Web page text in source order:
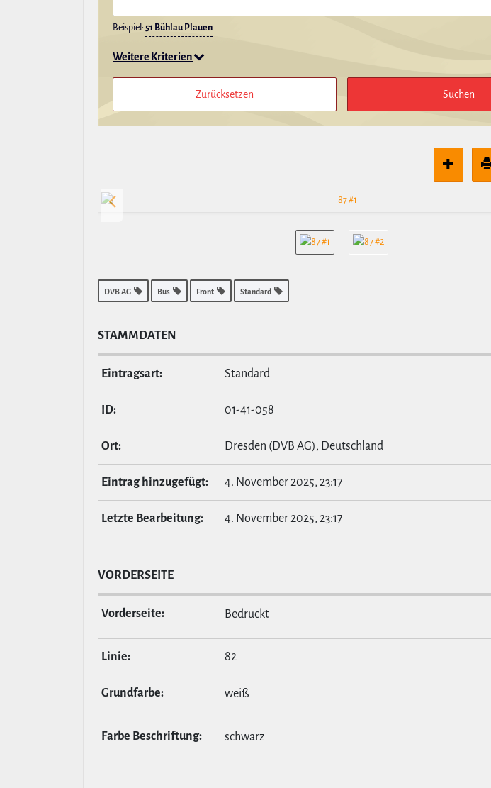
Beispiel: 51 Bühlau Plauen
Weitere Kriterien
DVB AG Bus Front Standard
STAMM­DATEN
Ein­tragsart: Standard
ID: 01-41-058
Ort: Dresden (DVB AG), Deutschland
Eintrag hin­zu­ge­fügt: 4. November 2025, 23:17
Letzte Bear­bei­tung: 4. November 2025, 23:17
VOR­DER­SEITE
Vor­der­seite: Bedruckt
Linie: 82
Grund­farbe: weiß
Farbe Beschrif­tung: schwarz